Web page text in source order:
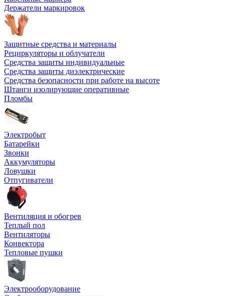
Держатели маркировок
Защитные средства и материалы
Рециркуляторы и облучатели
Средства защиты индивидуальные
Средства защиты диэлектрические
Средства безопасности при работе на высоте
Штанги изолирующие оперативные
Пломбы
Электробыт
Батарейки
Звонки
Аккумуляторы
Ловушки
Отпугиватели
Вентиляция и обогрев
Теплый пол
Вентиляторы
Конвектора
Тепловые пушки
Электрооборудование